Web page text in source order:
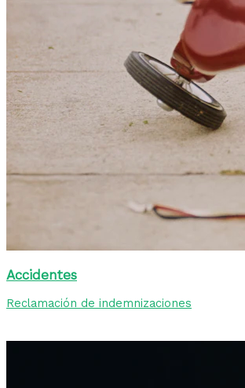
Accidentes
Reclamación de indemnizaciones